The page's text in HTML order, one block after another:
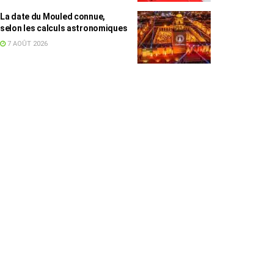
La date du Mouled connue,
selon les calculs astronomiques
7 AOÛT 2026